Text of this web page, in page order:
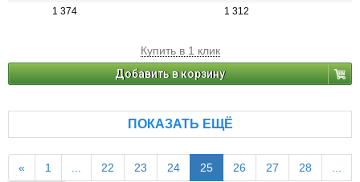
1 374 1 312
Купить в 1 клик
Добавить в корзину
ПОКАЗАТЬ ЕЩЁ
« 1 ... 22 23 24 25 26 27 28 ...